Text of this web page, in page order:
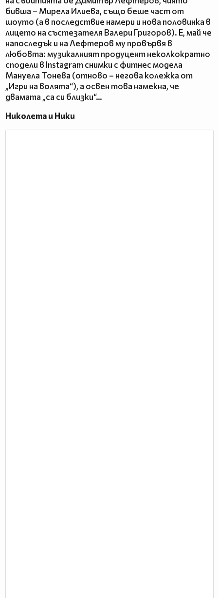
бивша – Мирела Илиева, също беше част от
шоуто (а в последствие намери и нова половинка в
лицето на състезателя Валери Григоров). Е, май че
напоследък и на Лефтеров му провървя в
любовта: музикалният продуцент неколкократно
сподели в Instagram снимки с фитнес модела
Мануела Тонева (отново – негова колежка от
„Игри на волята“), а освен това намекна, че
двамата „са си близки“…
Николета и Ники